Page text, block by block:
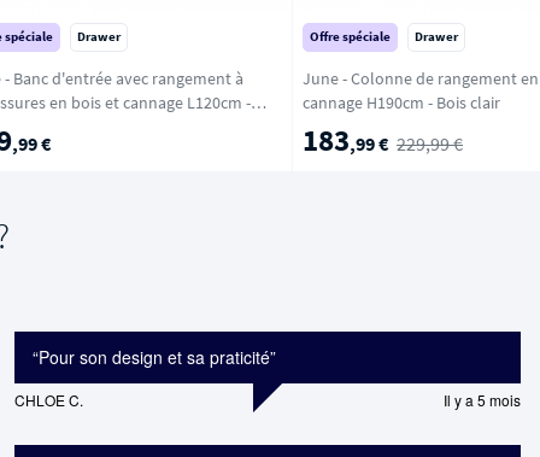
spéciale Drawer
Banc d'entrée avec rangement à
en bois et cannage L120cm -
,99 €
Offre spéciale Drawer
June - Colonne de rangement
cannage H190cm - Bois clair
183,99 € 229,99 €
“Pour son design et sa praticité”
CHLOE C. Il y a 5 mois